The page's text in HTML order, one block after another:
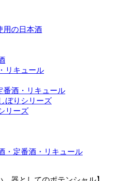
用の日本酒
リキュール
番酒・リキュール
ぼりシリーズ
リーズ
・定番酒・リキュール